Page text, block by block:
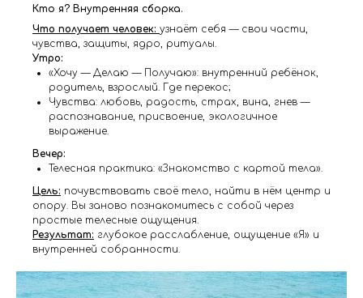
Кто я? Внутренняя сборка.
Что получает человек: узнаёт себя — свои части,
чувства, защиты, ядро, ритуалы.
Утро:
«Хочу — Делаю — Получаю»: внутренний ребёнок,
родитель, взрослый. Где перекос;
Чувства: любовь, радость, страх, вина, гнев —
распознавание, присвоение, экологичное
выражение.
Вечер:
Телесная практика: «Знакомство с картой тела».
Цель: почувствовать своё тело, найти в нём центр и
опору. Вы заново познакомитесь с собой через
простые телесные ощущения.
Результат: глубокое расслабление, ощущение «Я» и
внутренней собранности.